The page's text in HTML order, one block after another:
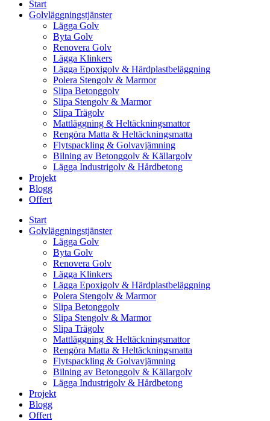
Start
Golvläggningstjänster
Lägga Golv
Byta Golv
Renovera Golv
Lägga Klinkers
Lägga Epoxigolv & Härdplastbeläggning
Polera Stengolv & Marmor
Slipa Betonggolv
Slipa Stengolv & Marmor
Slipa Trägolv
Mattläggning & Heltäckningsmattor
Rengöra Matta & Heltäckningsmatta
Flytspackling & Golvavjämning
Bilning av Betonggolv & Källargolv
Lägga Industrigolv & Hårdbetong
Projekt
Blogg
Offert
Start
Golvläggningstjänster
Lägga Golv
Byta Golv
Renovera Golv
Lägga Klinkers
Lägga Epoxigolv & Härdplastbeläggning
Polera Stengolv & Marmor
Slipa Betonggolv
Slipa Stengolv & Marmor
Slipa Trägolv
Mattläggning & Heltäckningsmattor
Rengöra Matta & Heltäckningsmatta
Flytspackling & Golvavjämning
Bilning av Betonggolv & Källargolv
Lägga Industrigolv & Hårdbetong
Projekt
Blogg
Offert